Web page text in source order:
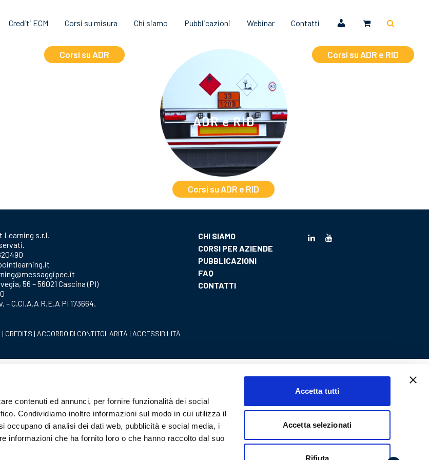
contenuti ed annunci, per fornire funzionalità dei social
Condividiamo inoltre informazioni sul modo in cui utilizza il
occupano di analisi dei dati web, pubblicità e social media, i
informazioni che ha fornito loro o che hanno raccolto dal suo
Accetta tutti
Accetta selezionati
Rifiuta
Crediti ECM Corsi su misura Chi siamo Pubblicazioni Webinar Contatti
ADR
ADR e RID
ADR e RID
ADR e RID
s.r.l.
56 – 56021 Cascina (PI)
– C.CI.A.A R.E.A PI 173664.
CHI SIAMO
CORSI PER AZIENDE
PUBBLICAZIONI
FAQ
CONTATTI
LinkedIn
| CREDITS | ACCORDO DI CONTITOLARITÀ | ACCESSIBILITÀ